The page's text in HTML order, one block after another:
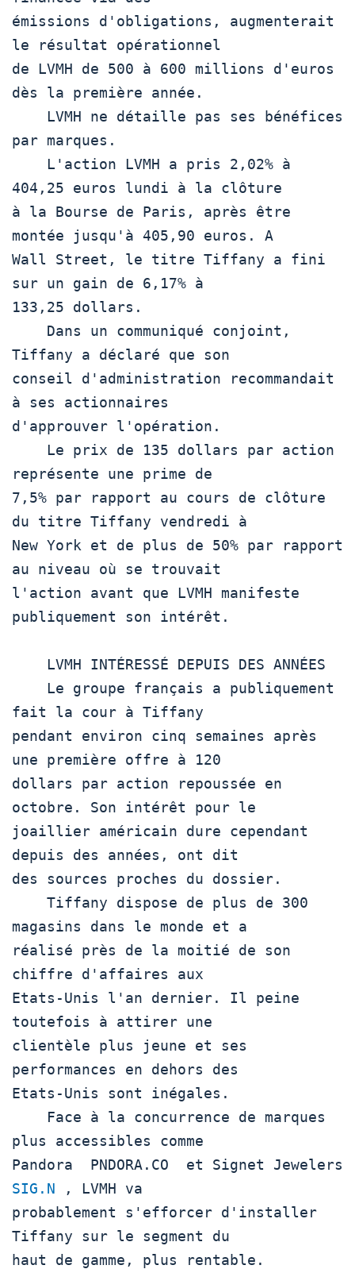
émissions d'obligations, augmenterait
le résultat opérationnel
de LVMH de 500 à 600 millions d'euros
dès la première année.
par marques.
404,25 euros lundi à la clôture
à la Bourse de Paris, après être
montée jusqu'à 405,90 euros. A
Wall Street, le titre Tiffany a fini
sur un gain de 6,17% à
133,25 dollars.
Tiffany a déclaré que son
conseil d'administration recommandait
à ses actionnaires
d'approuver l'opération.
représente une prime de
7,5% par rapport au cours de clôture
du titre Tiffany vendredi à
New York et de plus de 50% par rapport
au niveau où se trouvait
l'action avant que LVMH manifeste
publiquement son intérêt.
fait la cour à Tiffany
pendant environ cinq semaines après
une première offre à 120
dollars par action repoussée en
octobre. Son intérêt pour le
joaillier américain dure cependant
depuis des années, ont dit
des sources proches du dossier.
magasins dans le monde et a
réalisé près de la moitié de son
chiffre d'affaires aux
Etats-Unis l'an dernier. Il peine
toutefois à attirer une
clientèle plus jeune et ses
performances en dehors des
Etats-Unis sont inégales.
plus accessibles comme
SIG.N , LVMH va
probablement s'efforcer d'installer
Tiffany sur le segment du
haut de gamme, plus rentable.